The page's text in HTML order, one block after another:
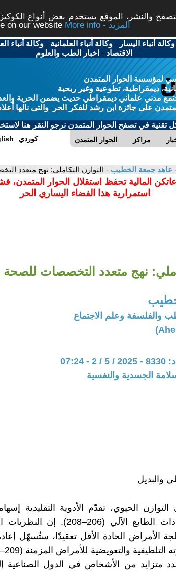
والنشر، الموقع يستخدم بعض أنواع
on our website
More info - المزيد
وكالة أنباء اليسار -وكالة أنباء العلمانية -وكالة أنباء
الاقتصاد - اخبار الطب والعلوم
لمؤسسة الحوار المتمدن
ديمقراطية، تطوعية وغير ربحية
مدني علماني ديمقراطي حديث يضمن الحرية
على جائزة ابن رشد للفكر الحر والتى نالها
تقنية في تصفح الحوار المتمدن نرجو النقر هنا
الحوار المتمدن مراكز كوردي
عاهد جمعة الخطيب - التوازن التكاملي: نهج متعدد
المالية تحفظ استقلال الحوار المتمدن،
استمرارية هذا الفضاء اليساري الحر
نهج متعدد التخصصات للصحة
والفلسفة وعلم الاجتماع
الجسدية والنفسية
الحيوي، تقدّم الأدوية التقليدية
الصحية الغربية ذات الطابع الآلي
الأمراض الحادة الأقل تعقيدًا، ستُسهّل
عدد متزايد من الأشخاص في الدول